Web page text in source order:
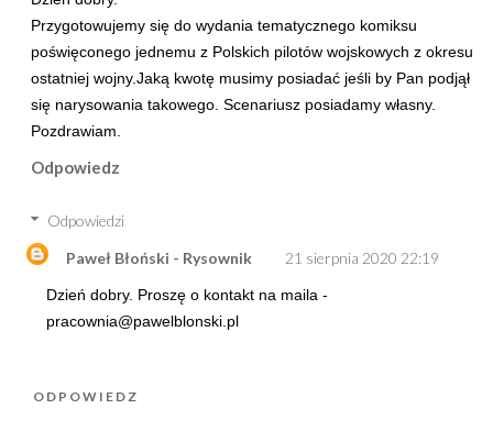
Przygotowujemy się do wydania tematycznego komiksu
poświęconego jednemu z Polskich pilotów wojskowych z okresu
ostatniej wojny.Jaką kwotę musimy posiadać jeśli by Pan podjął
się narysowania takowego. Scenariusz posiadamy własny.
Pozdrawiam.
Odpowiedz
Odpowiedzi
Paweł Błoński - Rysownik
21 sierpnia 2020 22:19
Dzień dobry. Proszę o kontakt na maila -
pracownia@pawelblonski.pl
ODPOWIEDZ